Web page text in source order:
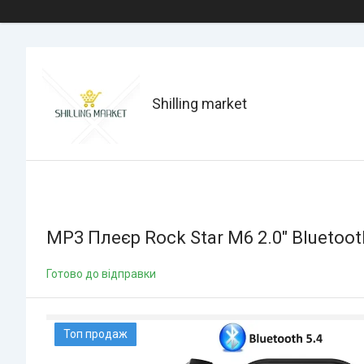
Shilling market
MP3 Плеєр Rock Star M6 2.0"
Готово до відправки
Топ продаж